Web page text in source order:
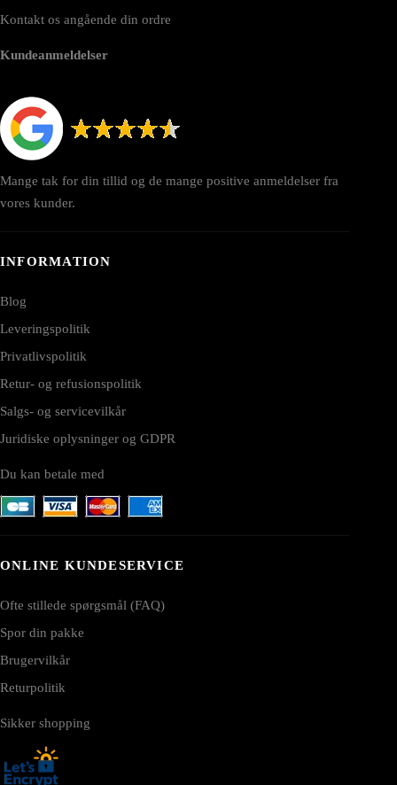
Kontakt os angående din ordre
Kundeanmeldelser
Mange tak for din tillid og de mange positive anmeldelser fra
vores kunder.
INFORMATION
Blog
Leveringspolitik
Privatlivspolitik
Retur- og refusionspolitik
Salgs- og servicevilkår
Juridiske oplysninger og GDPR
Du kan betale med
ONLINE KUNDESERVICE
Ofte stillede spørgsmål (FAQ)
Spor din pakke
Brugervilkår
Returpolitik
Sikker shopping